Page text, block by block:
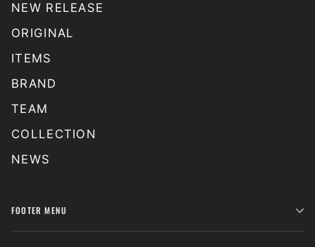
NEW RELEASE
ORIGINAL
ITEMS
BRAND
TEAM
COLLECTION
NEWS
FOOTER MENU